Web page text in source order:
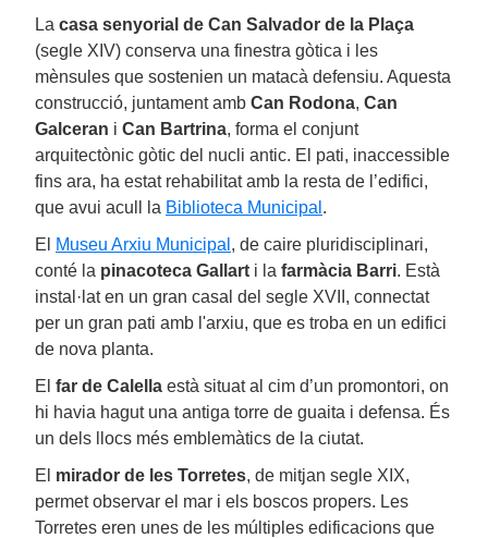
La casa senyorial de Can Salvador de la Plaça
(segle XIV) conserva una finestra gòtica i les
mènsules que sostenien un matacà defensiu. Aquesta
construcció, juntament amb Can Rodona, Can
Galceran i Can Bartrina, forma el conjunt
arquitectònic gòtic del nucli antic. El pati, inaccessible
fins ara, ha estat rehabilitat amb la resta de l’edifici,
que avui acull la Biblioteca Municipal .
El
Museu Arxiu Municipal , de caire pluridisciplinari,
conté la pinacoteca Gallart i la farmàcia Barri. Està
instal·lat en un gran casal del segle XVII, connectat
per un gran pati amb l'arxiu, que es troba en un edifici
de nova planta.
El far de Calella està situat al cim d’un promontori, on
hi havia hagut una antiga torre de guaita i defensa. És
un dels llocs més emblemàtics de la ciutat.
El mirador de les Torretes, de mitjan segle XIX,
permet observar el mar i els boscos propers. Les
Torretes eren unes de les múltiples edificacions que